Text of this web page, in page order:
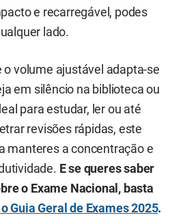
e recarregável, podes
lado.
o volume ajustável adapta-se
em silêncio na biblioteca ou
para estudar, ler ou até
revisões rápidas, este
manteres a concentração e
E se queres saber
o Exame Nacional, basta
Guia Geral de Exames 2025.